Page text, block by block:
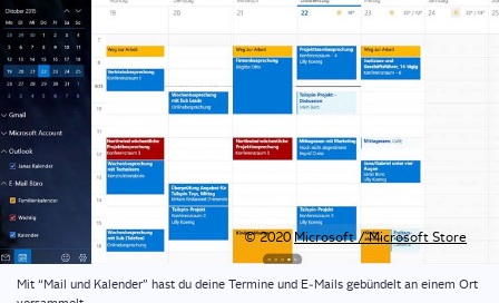
© 2020 Micro­soft / Micro­soft Store
Mit “Mail und Kalen­der” hast du dei­ne Ter­mi­ne und E‑Mails gebün­delt an einem Ort